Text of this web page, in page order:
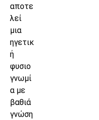
αποτε
λεί
μια
ηγετικ
ή
φυσιο
γνωμί
α με
βαθιά
γνώση